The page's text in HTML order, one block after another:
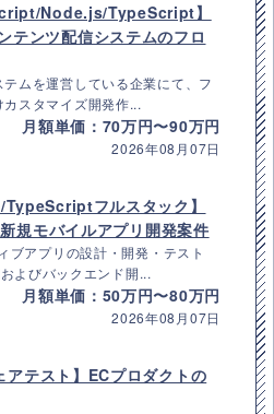
Node.js/TypeScript】
テンツ配信システムのフロ
テムを運営している企業にて、フ
スタマイズ開発作...
月額単価：70万円〜90万円
2026年08月07日
フルスタック】
規モバイルアプリ開発案件
ブアプリの設計・開発・テスト
よびバックエンド開...
月額単価：50万円〜80万円
2026年08月07日
アテスト】ECプロダクトの